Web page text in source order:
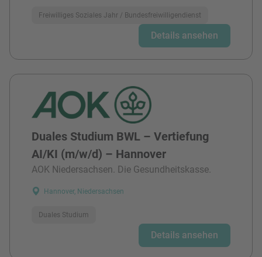
Freiwilliges Soziales Jahr / Bundesfreiwilligendienst
Details ansehen
Duales Studium BWL – Vertiefung
AI/KI (m/w/d) – Hannover
AOK Niedersachsen. Die Gesundheitskasse.
Hannover, Niedersachsen
Duales Studium
Details ansehen